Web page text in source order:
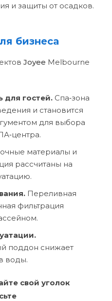
и защиты от осадков.
бизнеса
Joyee Melbourne
для гостей. Спа‑зона
и становится
для выбора
материалы и
рассчитаны на
Переливная
фильтрация
поддон снижает
воды.
свой уголок